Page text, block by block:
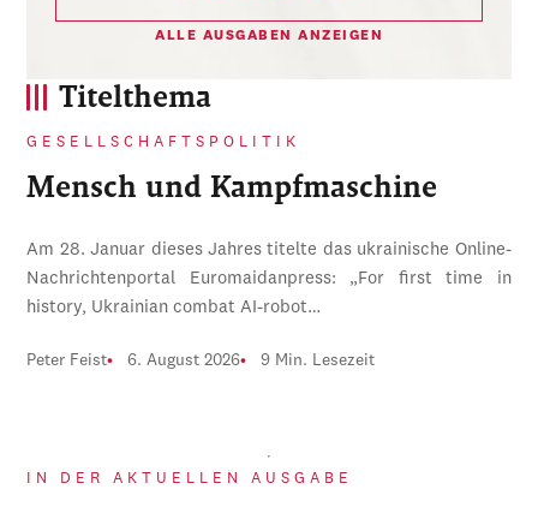
Titelthema
GESELLSCHAFTSPOLITIK
Mensch und Kampfmaschine
Am 28. Januar dieses Jahres titelte das ukrainische Online-
Nachrichtenportal Euromaidanpress: „For first time in
history, Ukrainian combat AI-robot…
Peter Feist 6. August 2026 9 Min. Lesezeit
IN DER AKTUELLEN AUSGABE
ALLE AUSGABEN ANZEIGEN